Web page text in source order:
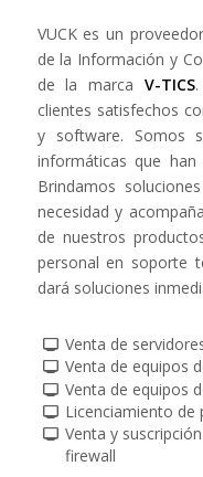
VUCK es un
de la Información y
de la marcaV-TICS
clientes satisfechos
y software. Somos
informáticas que
Brindamos
necesidad y
de nuestros
personal en soporte
dará soluciones
Venta de
Venta de equipos
Venta de equipos
Licenciamiento
Venta y
firewall